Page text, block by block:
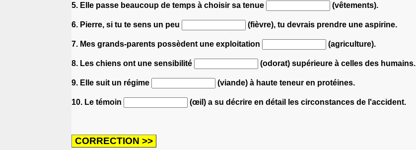
5. Elle passe beaucoup de temps à choisir sa tenue (vêtements).
6. Pierre, si tu te sens un peu (fièvre), tu devrais prendre une aspirine.
7. Mes grands-parents possèdent une exploitation (agriculture).
8. Les chiens ont une sensibilité (odorat) supérieure à celles des humains.
9. Elle suit un régime (viande) à haute teneur en protéines.
10. Le témoin (œil) a su décrire en détail les circonstances de l'accident.